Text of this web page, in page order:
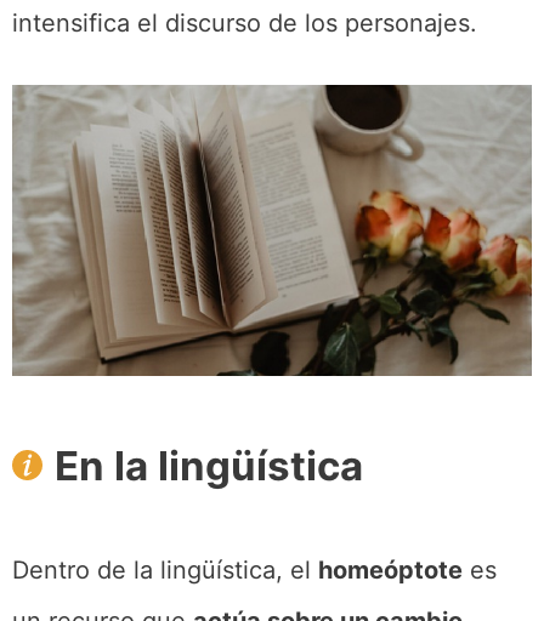
intensifica el discurso de los personajes.
En la lingüística
Dentro de la lingüística, el homeóptote es